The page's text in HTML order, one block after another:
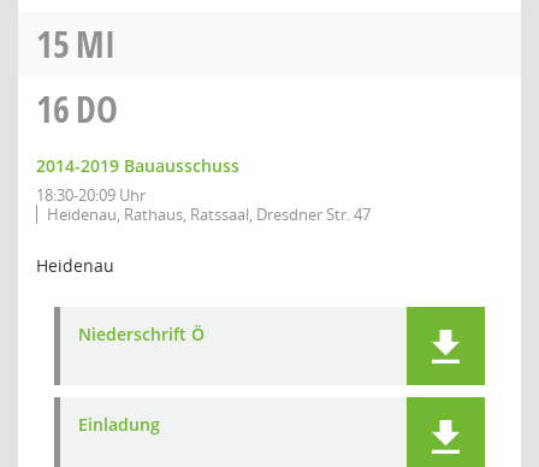
15MI
16DO
2014-2019 Bauausschuss
18:30-20:09 Uhr
Heidenau, Rathaus, Ratssaal, Dresdner Str. 47
Heidenau
Niederschrift Ö
Einladung